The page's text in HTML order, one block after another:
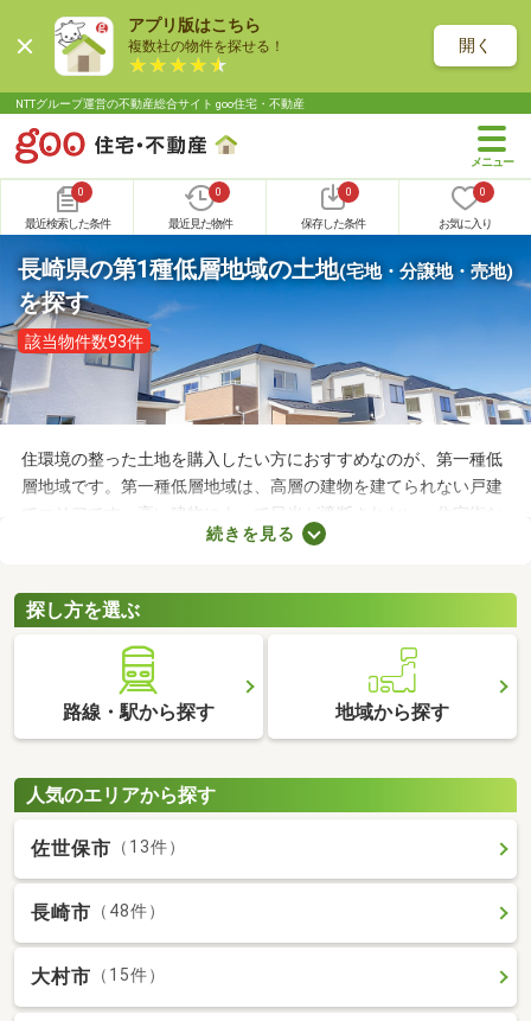
アプリ版はこちら
複数社の物件を探せる！ 開く
NTTグループ運営の不動産総合サイト goo住宅・不動産
0
最近検索した条件
0
最近見た物件
0
保存した条件
0
お気に入り
長崎県の第1種低層地域の土地(宅地・分譲地・売地)
を探す
該当物件数93件
住環境の整った土地を購入したい方におすすめなのが、第一種低
層地域です。第一種低層地域は、高層の建物を建てられない戸建
てエリアです。高い建物によって日光が遮断されない、住宅街な
ので騒音トラブルが少ないなどのメリットがある地域なので、住
するので、引っ越しを検討している方はぜひチェックしてみてく
ださいね。
続きを見る
探し方を選ぶ
路線・駅から探す 地域から探す
人気のエリアから探す
佐世保市 （13件）
長崎市 （48件）
大村市 （15件）